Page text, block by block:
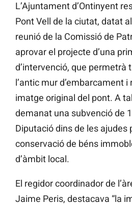
L’Ajuntament d’Ontinyent
Pont Vell de la ciutat, datat
reunió de la Comissió de
aprovar el projecte d’una
d’intervenció, que permetrà
l’antic mur d’embarcament
imatge original del pont. A
demanat una subvenció de
Diputació dins de les ajudes
conservació de béns
d’àmbit local.
El regidor coordinador de
Jaime Peris, destacava “la